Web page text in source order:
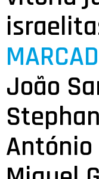
João
António